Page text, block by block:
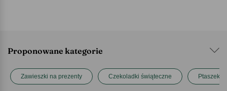
Proponowane kategorie
Zawieszki na prezenty Czekoladki świąteczne Ptaszek